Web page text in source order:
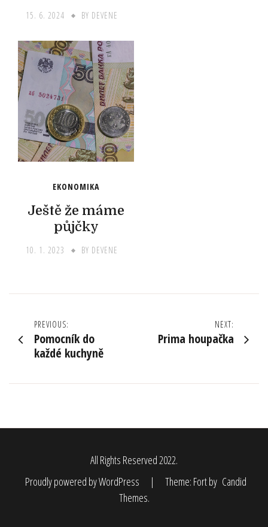
15. 6. 2024 BY DEVENE
EKONOMIKA
Ještě že máme
půjčky
10. 1. 2023 BY DEVENE
Navigace
pro
PREVIOUS:
Pomocník do
každé kuchyně
NEXT:
Prima houpačka
All Rights Reserved 2022.
Proudly powered by WordPress
| Theme: Fort by Candid
Themes.